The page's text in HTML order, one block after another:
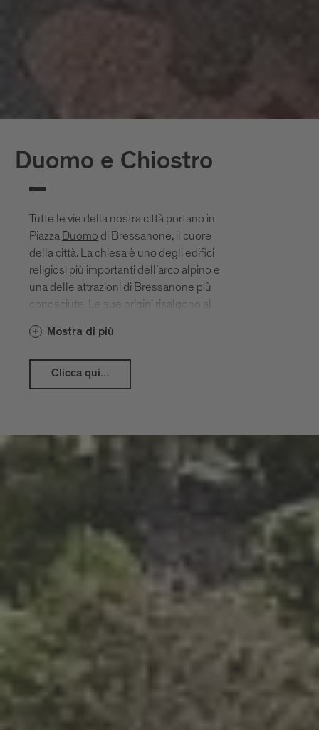
Duomo e Chiostro
Tutte le vie della nostra città portano in
Piazza Duomo di Bressanone, il cuore
della città. La chiesa è uno degli edifici
religiosi più importanti dell’arco alpino e
una delle attrazioni di Bressanone più
conosciute. Le sue origini risalgono al
c‘è stata una fase finale di ristrutturazione.
classicistico.
volta gotica a crociera. Gli affreschi
dimostrano l’evoluzione dell’arte
Mostra di più
Clicca qui...